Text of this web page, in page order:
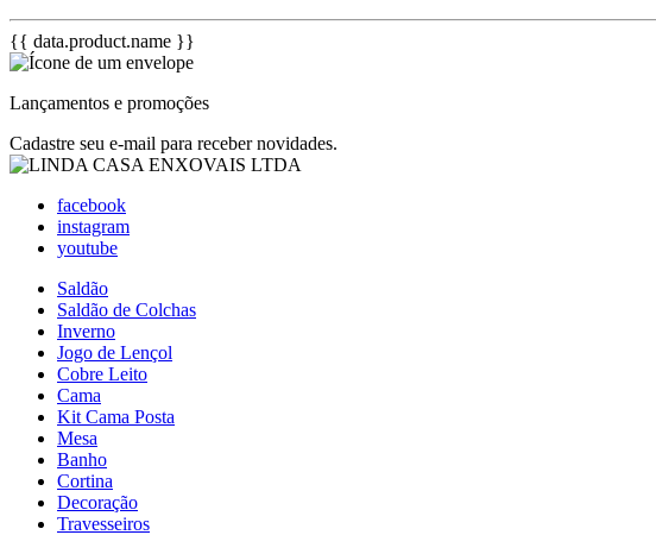
{{ data.product.name }}
Lançamentos e promoções
Cadastre seu e-mail para receber novidades.
facebook
instagram
youtube
Saldão
Saldão de Colchas
Inverno
Jogo de Lençol
Cobre Leito
Cama
Kit Cama Posta
Mesa
Banho
Cortina
Decoração
Travesseiros